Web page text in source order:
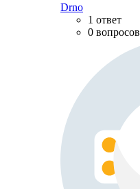
Drno
1 ответ
0 вопросов